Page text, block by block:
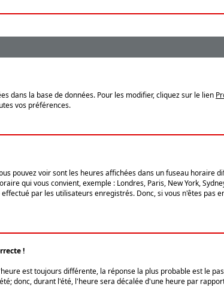
dans la base de données. Pour les modifier, cliquez sur le lien
vos préférences.
pouvez voir sont les heures affichées dans un fuseau horaire
qui vous convient, exemple : Londres, Paris, New York,
par les utilisateurs enregistrés. Donc, si vous n'êtes pas
!
est toujours différente, la réponse la plus probable est le
donc, durant l'été, l'heure sera décalée d'une heure par